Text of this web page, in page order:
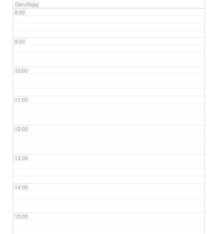
Ganztägig
8:00
9:00
10:00
11:00
12:00
13:00
14:00
15:00